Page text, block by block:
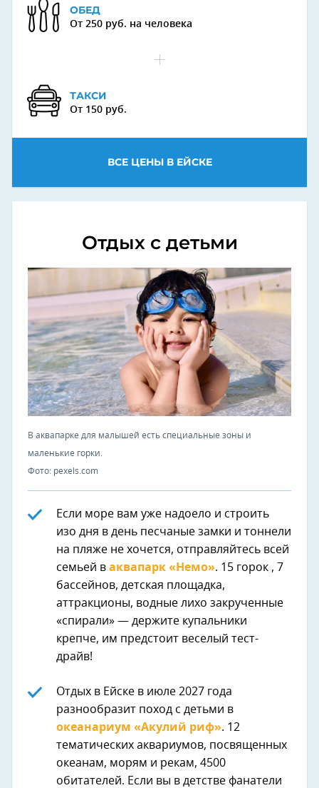
ОБЕД
От 250 руб. на человека
ТАКСИ
От 150 руб.
ВСЕ ЦЕНЫ В ЕЙСКЕ
Отдых с детьми
В аквапарке для малышей есть специальные зоны и
маленькие горки.
Фото: pexels.com
Если море вам уже надоело и строить
изо дня в день песчаные замки и тоннели
на пляже не хочется, отправляйтесь всей
семьей в аквапарк «Немо». 15 горок , 7
бассейнов, детская площадка,
аттракционы, водные лихо закрученные
«спирали» — держите купальники
крепче, им предстоит веселый тест-
драйв!
Отдых в Ейске в июле 2027 года
разнообразит поход с детьми в
океанариум «Акулий риф». 12
тематических аквариумов, посвященных
океанам, морям и рекам, 4500
обитателей. Если вы в детстве фанатели